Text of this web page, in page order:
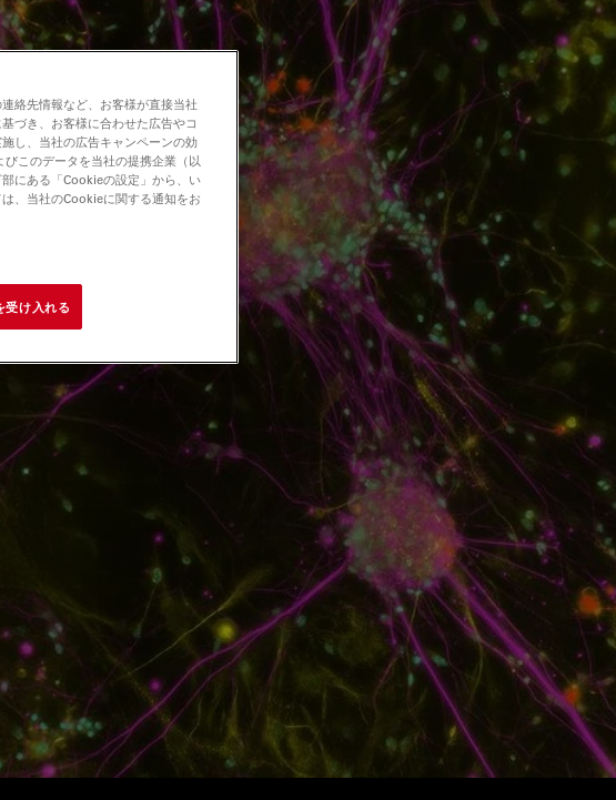
絡先情報など、お客様が直接当社
づき、お客様に合わせた広告やコ
し、当社の広告キャンペーンの効
このデータを当社の提携企業（以
にある「Cookieの設定」から、い
、当社のCookieに関する通知をお
け入れる